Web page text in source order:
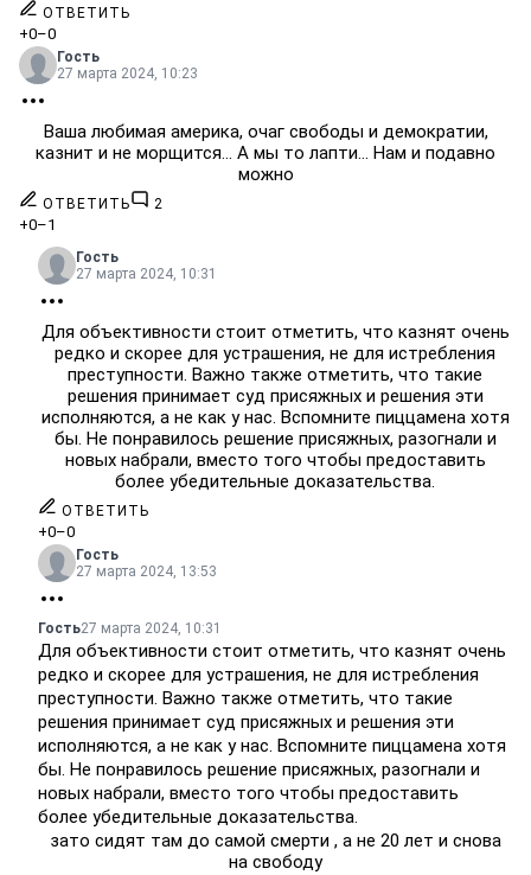
ОТВЕТИТЬ
+0–0
Гость
27 марта 2024, 10:23
Ваша любимая америка, очаг свободы и демократии,
казнит и не морщится... А мы то лапти... Нам и подавно
можно
ОТВЕТИТЬ 2
+0–1
Гость
27 марта 2024, 10:31
Для объективности стоит отметить, что казнят очень
редко и скорее для устрашения, не для истребления
преступности. Важно также отметить, что такие
решения принимает суд присяжных и решения эти
исполняются, а не как у нас. Вспомните пиццамена хотя
бы. Не понравилось решение присяжных, разогнали и
новых набрали, вместо того чтобы предоставить
более убедительные доказательства.
ОТВЕТИТЬ
+0–0
Гость
27 марта 2024, 13:53
Гость27 марта 2024, 10:31
Для объективности стоит отметить, что казнят очень
редко и скорее для устрашения, не для истребления
преступности. Важно также отметить, что такие
решения принимает суд присяжных и решения эти
исполняются, а не как у нас. Вспомните пиццамена хотя
бы. Не понравилось решение присяжных, разогнали и
новых набрали, вместо того чтобы предоставить
более убедительные доказательства.
зато сидят там до самой смерти , а не 20 лет и снова
на свободу